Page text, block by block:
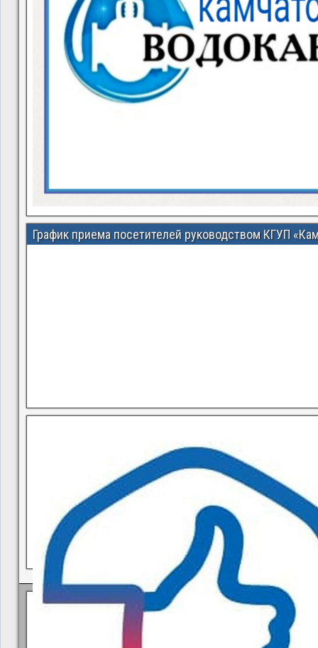
График приема посетителей руководством КГУП
В квитанциях ошибки, в подъезде мусор, сотрудники
Политика КГУП "Камчатский водоканал" в отношении